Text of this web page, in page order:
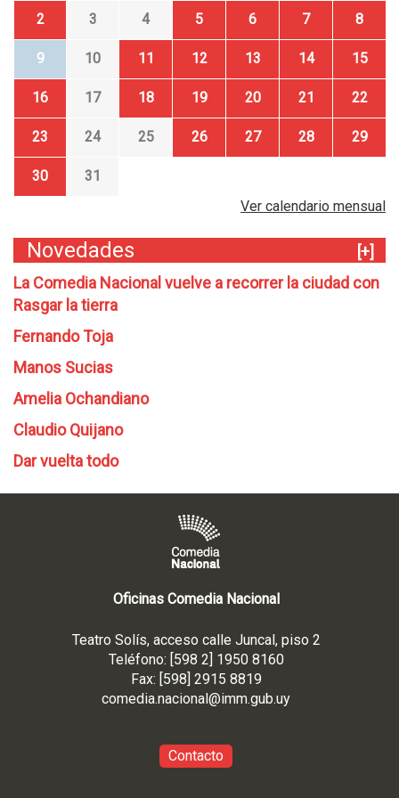
2 3 4 5 6 7 8
9 10 11 12 13 14 15
16 17 18 19 20 21 22
23 24 25 26 27 28 29
30
31
Ver calendario mensual
Novedades
[+]
La Comedia Nacional vuelve a recorrer la ciudad con
Rasgar la tierra
Fernando Toja
Manos Sucias
Amelia Ochandiano
Claudio Quijano
Dar vuelta todo
Oficinas Comedia Nacional
Teatro Solís, acceso calle Juncal, piso 2
Teléfono: [598 2] 1950 8160
Fax: [598] 2915 8819
comedia.nacional@imm.gub.uy
Contacto